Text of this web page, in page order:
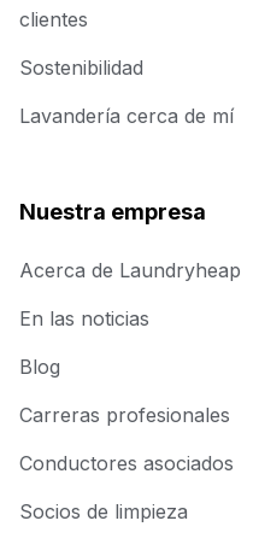
clientes
Sostenibilidad
Lavandería cerca de mí
Nuestra empresa
Acerca de Laundryheap
En las noticias
Blog
Carreras profesionales
Conductores asociados
Socios de limpieza